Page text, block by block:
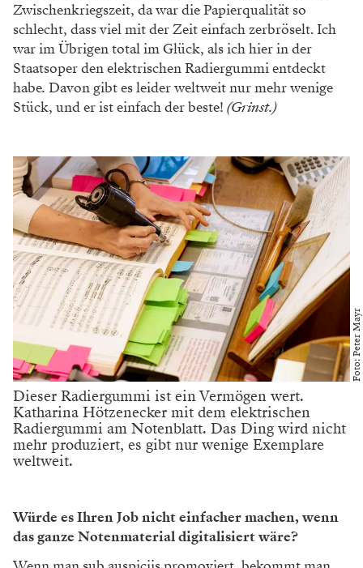
„Tristan und Isolde“. Die Noten wurden oft mit
dicken Tintenfedern geschrieben. Die Archivare
haben aus dieser Partitur dann händisch die ­
Stimmen herausgeschrieben. Seit der Erfindung
des Kopierers hat sich die Arbeit extrem
Und Sie tragen jede dieser Änderungen händisch
ein?
Für jedes Instrument in jedes Pult, und es muss
fehlerlos sein. Wenn irgendwo ein Sprung falsch
eingetragen ist, dann spielt der Musiker oder eine
ganze Gruppe falsch, dann gibt es einen Schmiss. Viele
von diesen Wünschen und Anweisungen kann man
vorab eintragen, aber manche Dinge entwickeln sich
auch erst bei den Proben. Wenn etwa der Sänger
aufgrund des Bühnenbilds weiter hinten steht, dann
wird das Orchester heruntergeregelt, und diese
Lautstärkenvariation muss in jede Stimme eingetragen
werden. Nach dem Motto: „Achtung Leute, hier wird
es für den Sopran ein wenig schwierig! Bitte nicht so
laut spielen. Danke.“
Eintragungen mit einem speziellen Bleistift. Sie arbeiten
auf den Originalen, ausgebessert wird mit einem